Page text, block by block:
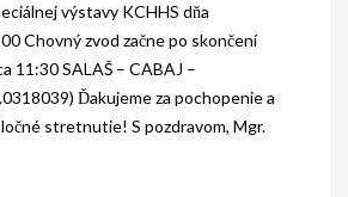
výstavy KCHHS dňa
Chovný zvod začne po skončení
11:30 SALAŠ – CABAJ –
Ďakujeme za pochopenie a
stretnutie! S pozdravom, Mgr.